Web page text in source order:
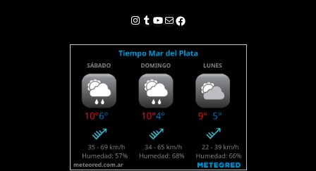
Instagram
Tumblr
YouTube
Correo electrónico
Facebook